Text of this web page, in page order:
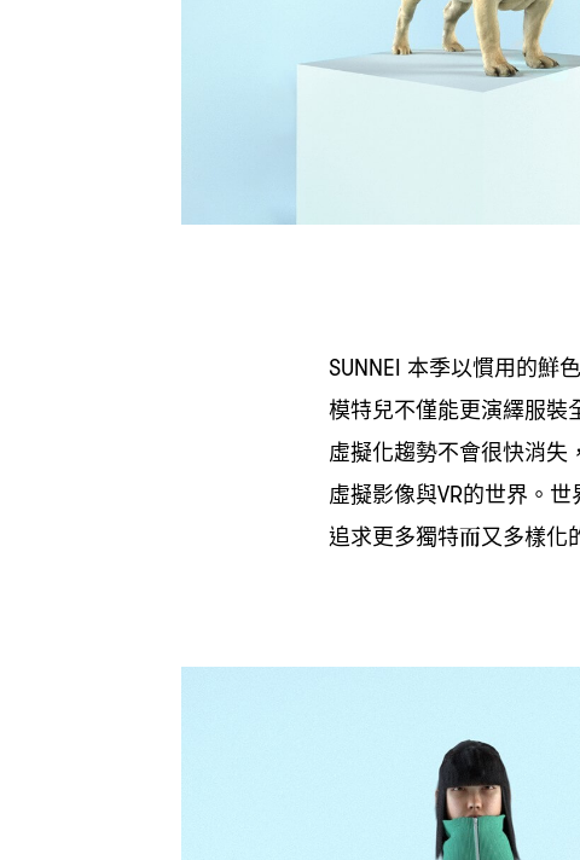
SUNNEI 本季以慣用的鮮
模特兒不僅能更演繹服裝
虛擬化趨勢不會很快消失
虛擬影像與VR的世界。
追求更多獨特而又多樣化